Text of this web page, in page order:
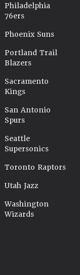
Philadelphia
76ers
Phoenix Suns
Portland Trail
Blazers
Sacramento
Kings
San Antonio
Spurs
Seattle
Supersonics
Toronto Raptors
Utah Jazz
Washington
Wizards